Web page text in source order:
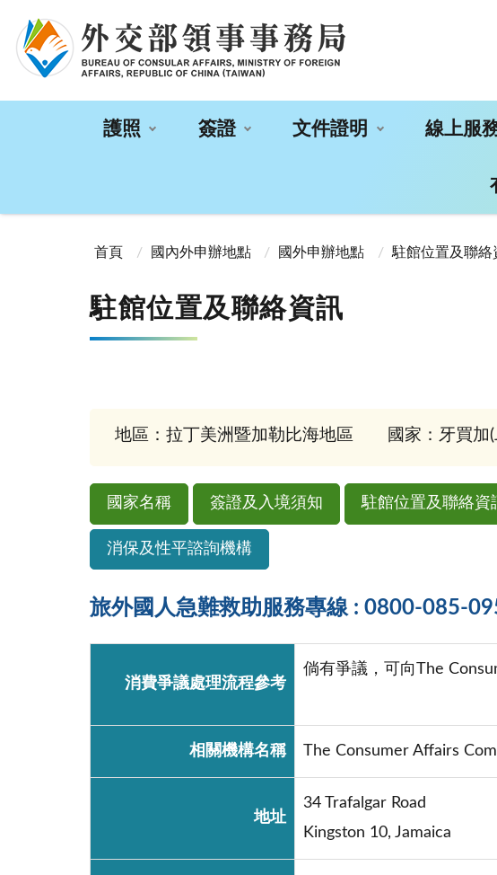
護照 簽證 文件證明 線上服
首頁
國內外申辦地點 國外申辦地點 駐館位置及聯絡
駐館位置及聯絡資訊
地區：拉丁美洲暨加勒比海地區 國家：牙買加
國家名稱 簽證及入境須知 駐館位置及聯絡資
消保及性平諮詢機構
旅外國人急難救助服務專線 : 0800-085-
消費爭議處理流程參考
倘有爭議，可向The
相關機構名稱 The Consumer Affairs
地址
34 Trafalgar Road
Kingston 10, Jamaica